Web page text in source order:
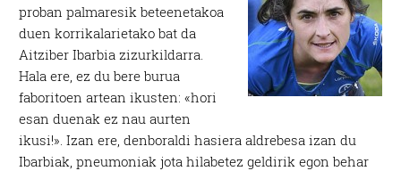
proban palmaresik beteenetakoa
duen korrikalarietako bat da
Aitziber Ibarbia zizurkildarra.
Hala ere, ez du bere burua
faboritoen artean ikusten: «hori
esan duenak ez nau aurten
ikusi!». Izan ere, denboraldi hasiera aldrebesa izan du
Ibarbiak, pneumoniak jota hilabetez geldirik egon behar